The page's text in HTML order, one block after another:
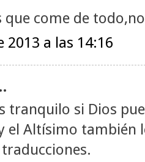
come de todo,no
2013 a las 14:16
tranquilo si Dios
el Altísimo